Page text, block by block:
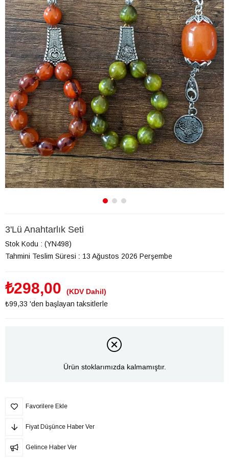
3'Lü Anahtarlık Seti
Stok Kodu
(YN498)
Tahmini Teslim Süresi : 13 Ağustos 2026 Perşembe
₺298,00
(KDV Dahil)
₺99,33 'den başlayan taksitlerle
Ürün stoklarımızda kalmamıştır.
Favorilere Ekle
Fiyat Düşünce Haber Ver
Gelince Haber Ver